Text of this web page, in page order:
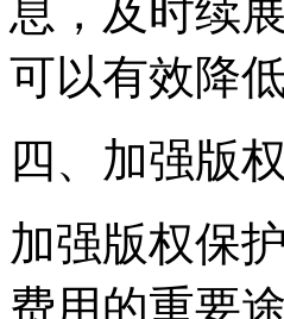
息，及时续
可以有效降
四、加强版
加强版权保
费用的重要